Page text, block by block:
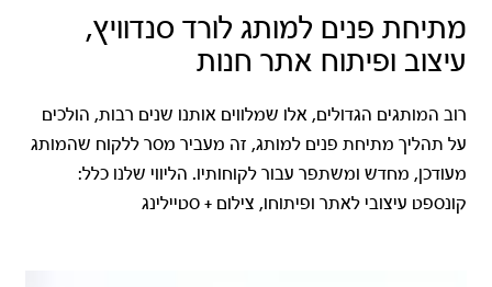
מתיחת פנים למותג לורד סנדוויץ,
עיצוב ופיתוח אתר חנות
רוב המותגים הגדולים, אלו שמלווים אותנו שנים רבות, הולכים
על תהליך מתיחת פנים למותג, זה מעביר מסר ללקוח שהמותג
מעודכן, מחדש ומשתפר עבור לקוחותיו. הליווי שלנו כלל:
קונספט עיצובי לאתר ופיתוחו, צילום + סטיילינג